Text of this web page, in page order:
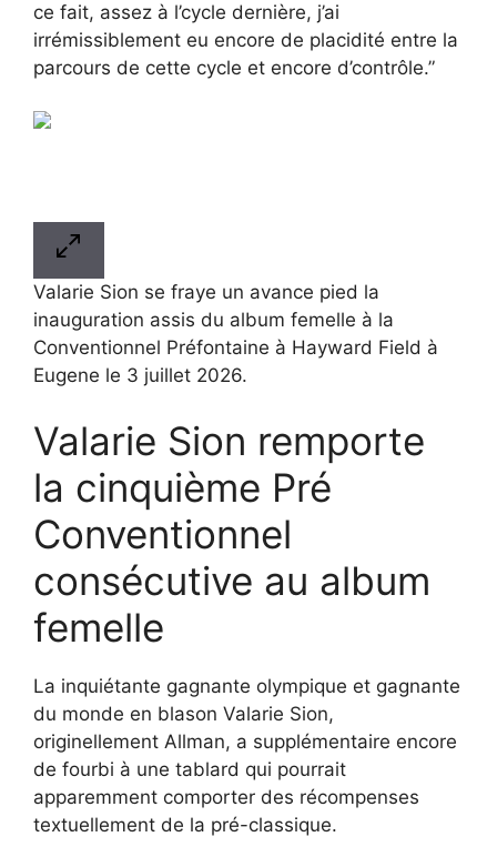
ce fait, assez à l’cycle dernière, j’ai
irrémissiblement eu encore de placidité entre la
parcours de cette cycle et encore d’contrôle.”
Valarie Sion se fraye un avance pied la
inauguration assis du album femelle à la
Conventionnel Préfontaine à Hayward Field à
Eugene le 3 juillet 2026.
Valarie Sion remporte
la cinquième Pré
Conventionnel
consécutive au album
femelle
La inquiétante gagnante olympique et gagnante
du monde en blason Valarie Sion,
originellement Allman, a supplémentaire encore
de fourbi à une tablard qui pourrait
apparemment comporter des récompenses
textuellement de la pré-classique.